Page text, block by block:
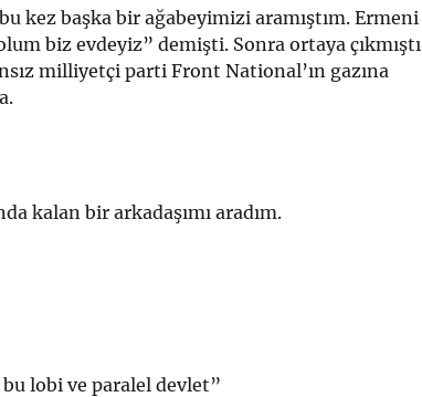
kez başka bir ağabeyimizi aramıştım. Ermeni
biz evdeyiz” demişti. Sonra ortaya çıkmıştı
milliyetçi parti Front National’ın gazına
kalan bir arkadaşımı aradım.
lobi ve paralel devlet”